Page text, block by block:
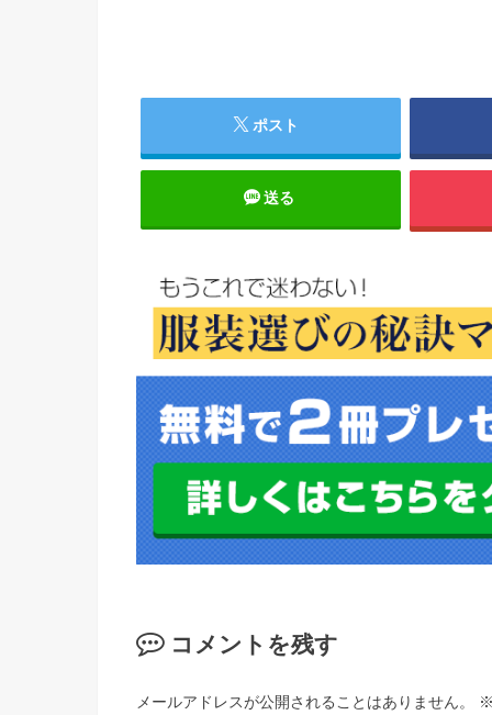
ポスト
送る
コメントを残す
メールアドレスが公開されることはありません。